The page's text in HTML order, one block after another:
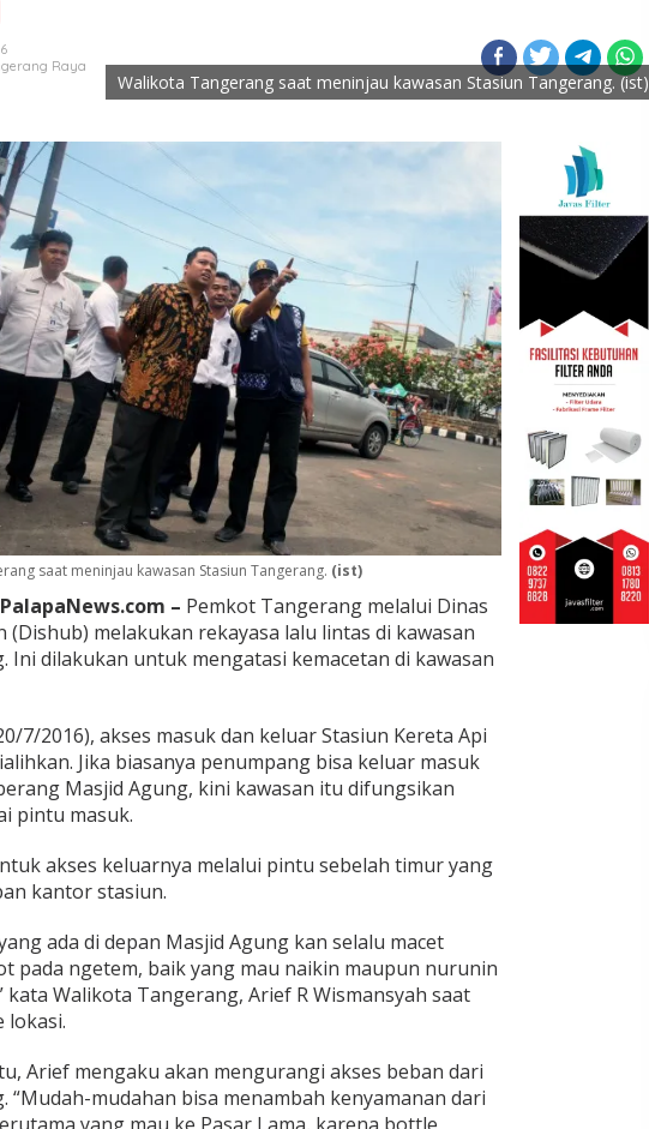
Raya
Walikota Tangerang saat meninjau kawasan Stasiun Tangerang. (ist)
saat meninjau kawasan Stasiun Tangerang. (ist)
– Pemkot Tangerang melalui Dinas
(Dishub) melakukan rekayasa lalu lintas di kawasan
Ini dilakukan untuk mengatasi kemacetan di kawasan
7/2016), akses masuk dan keluar Stasiun Kereta Api
Jika biasanya penumpang bisa keluar masuk
Masjid Agung, kini kawasan itu difungsikan
pintu masuk.
akses keluarnya melalui pintu sebelah timur yang
kantor stasiun.
ada di depan Masjid Agung kan selalu macet
pada ngetem, baik yang mau naikin maupun nurunin
kata Walikota Tangerang, Arief R Wismansyah saat
lokasi.
Arief mengaku akan mengurangi akses beban dari
“Mudah-mudahan bisa menambah kenyamanan dari